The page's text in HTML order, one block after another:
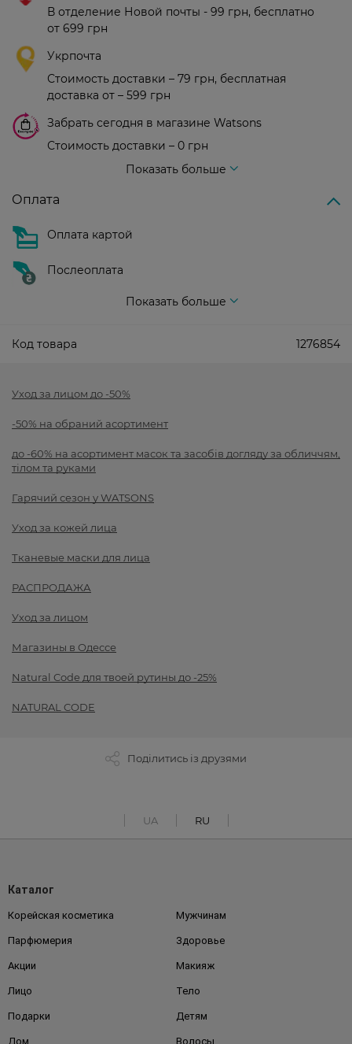
В отделение Новой почты - 99 грн, бесплатно
от 699 грн
Укрпочта
Стоимость доставки – 79 грн, бесплатная
доставка от – 599 грн
Забрать сегодня в магазине Watsons
Стоимость доставки – 0 грн
Показать больше
Оплата
Оплата картой
Послеоплата
Показать больше
Код товара 1276854
Уход за лицом до -50%
-50% на обраний асортимент
до -60% на асортимент масок та засобів догляду за обличчям,
тілом та руками
Гарячий сезон у WATSONS
Уход за кожей лица
Тканевые маски для лица
РАСПРОДАЖА
Уход за лицом
Магазины в Одессе
Natural Code для твоей рутины до -25%
NATURAL CODE
Поділитись із друзями
UA RU
Каталог
Корейская косметика Мужчинам
Парфюмерия Здоровье
Акции Макияж
Лицо Тело
Подарки Детям
Дом Волосы